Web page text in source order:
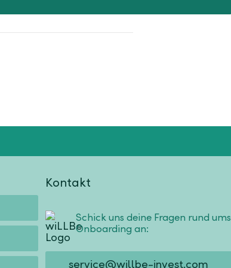
Kontakt
Schick uns deine Fragen rund ums
Onboarding an:
service@willbe-invest.com